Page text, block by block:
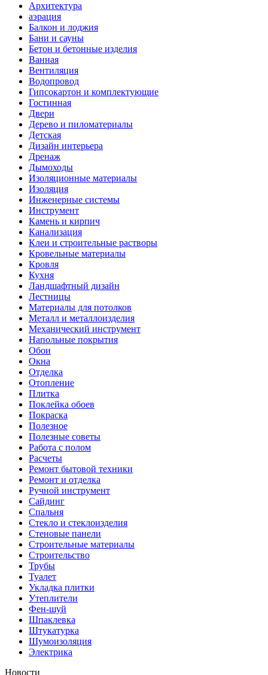
Архитектура
аэрация
Балкон и лоджия
Бани и сауны
Бетон и бетонные изделия
Ванная
Вентиляция
Водопровод
Гипсокартон и комплектующие
Гостинная
Двери
Дерево и пиломатериалы
Детская
Дизайн интерьера
Дренаж
Дымоходы
Изоляционные материалы
Изоляция
Инженерные системы
Инструмент
Камень и кирпич
Канализация
Клеи и строительные растворы
Кровельные материалы
Кровля
Кухня
Ландшафтный дизайн
Лестницы
Материалы для потолков
Металл и металлоизделия
Механический инструмент
Напольные покрытия
Обои
Окна
Отделка
Отопление
Плитка
Поклейка обоев
Покраска
Полезное
Полезные советы
Работа с полом
Расчеты
Ремонт бытовой техники
Ремонт и отделка
Ручной инструмент
Сайдинг
Спальня
Стекло и стеклоизделия
Стеновые панели
Строительные материалы
Строительство
Трубы
Туалет
Укладка плитки
Утеплители
Фен-шуй
Шпаклевка
Штукатурка
Шумоизоляция
Электрика
Новости